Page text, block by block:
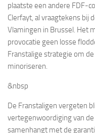
plaatste een andere FDF-
Clerfayt, al vraagtekens bij
Vlamingen in Brussel. Het
provocatie geen losse
Franstalige strategie om
minoriseren.
&nbsp
De Franstaligen vergeten
vertegenwoordiging van
samenhangt met de